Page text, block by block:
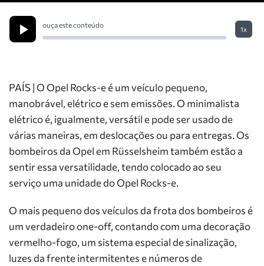
ouça este conteúdo
1x
PAÍS | O Opel Rocks-e é um veículo pequeno,
manobrável, elétrico e sem emissões. O minimalista
elétrico é, igualmente, versátil e pode ser usado de
várias maneiras, em deslocações ou para entregas. Os
bombeiros da Opel em Rüsselsheim também estão a
sentir essa versatilidade, tendo colocado ao seu
serviço uma unidade do Opel Rocks-e.
O mais pequeno dos veículos da frota dos bombeiros é
um verdadeiro one-off, contando com uma decoração
vermelho-fogo, um sistema especial de sinalização,
luzes da frente intermitentes e números de